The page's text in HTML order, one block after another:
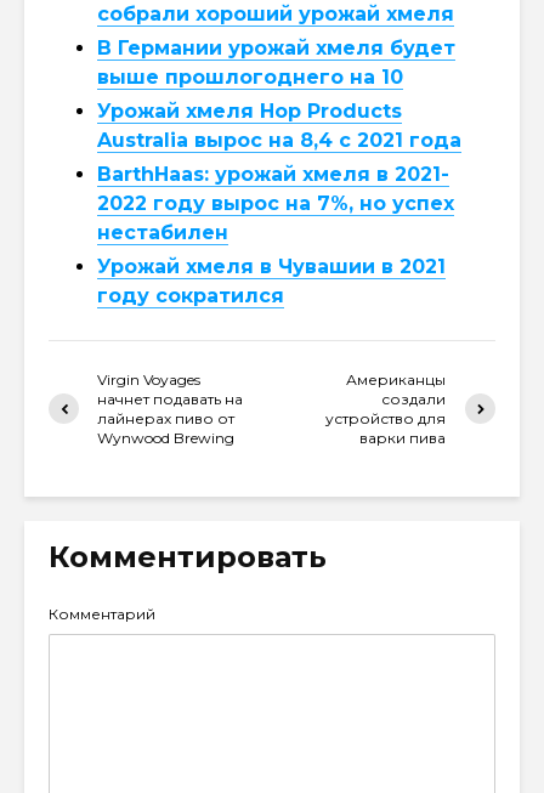
собрали хороший урожай хмеля
В Германии урожай хмеля будет
выше прошлогоднего на 10
Урожай хмеля Hop Products
Australia вырос на 8,4 с 2021 года
BarthHaas: урожай хмеля в 2021-
2022 году вырос на 7%, но успех
нестабилен
Урожай хмеля в Чувашии в 2021
году сократился
Virgin Voyages
начнет подавать на
лайнерах пиво от
Wynwood Brewing
Американцы
создали
устройство для
варки пива
Комментировать
Комментарий